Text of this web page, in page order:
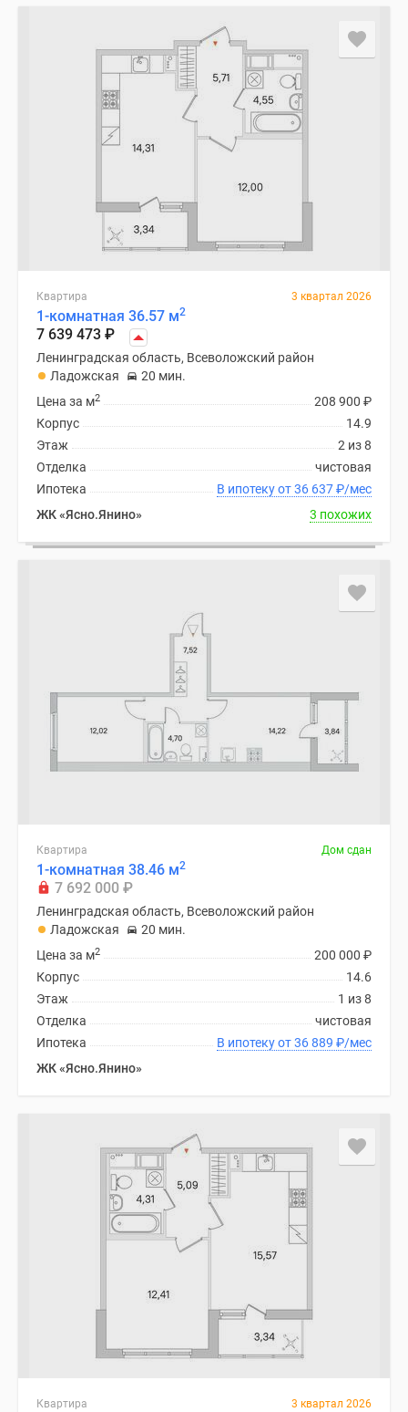
Квартира 3 квартал 2026
1-комнатная 36.57 м2
7 639 473 ₽
Ленинградская область, Всеволожский район
Ладожская
20 мин.
208 900 ₽
Цена за м2
14.9
Корпус
2 из 8
Этаж
чистовая
Отделка
В ипотеку от 36 637₽/мес
Ипотека
ЖК «Ясно.Янино»
3 похожих
Квартира Дом сдан
1-комнатная 38.46 м2
7 692 000 ₽
Ленинградская область, Всеволожский район
Ладожская
20 мин.
200 000 ₽
Цена за м2
14.6
Корпус
1 из 8
Этаж
чистовая
Отделка
В ипотеку от 36 889 ₽/мес
Ипотека
ЖК «Ясно.Янино»
Квартира 3 квартал 2026